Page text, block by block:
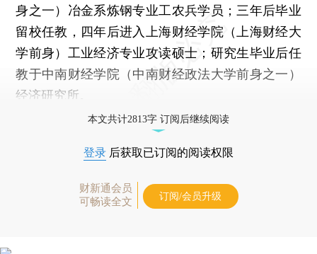
身之一）冶金系炼钢专业工农兵学员；三年后毕业
留校任教，四年后进入上海财经学院（上海财经大
学前身）工业经济专业攻读硕士；研究生毕业后任
教于中南财经学院（中南财经政法大学前身之一）
经济研究所。
本文共计2813字 订阅后继续阅读
登录 后获取已订阅的阅读权限
财新通会员
可畅读全文
订阅/会员升级